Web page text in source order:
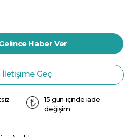
Haber Ver
İletişime Geç
15 gün içinde iade
değişim